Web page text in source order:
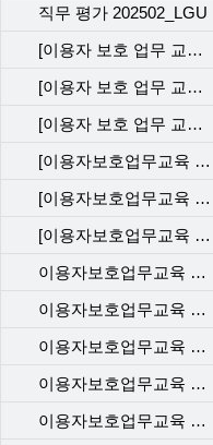
직무 평가 202502_LGU
[이용자 보호 업무 교육] 직무 평가 202412_SKT
[이용자 보호 업무 교육] 직무 평가 202412_KT
[이용자 보호 업무 교육] 직무 평가 202412_LGU
[이용자보호업무교육 사후관리 직무평가 202310_KT]
[이용자보호업무교육 사후관리 직무평가 202310_LGU]
[이용자보호업무교육 사후관리 직무평가 202310_SKT]
이용자보호업무교육 사후관리 직무평가 202306_SKT
이용자보호업무교육 사후관리 직무평가 202306_LGU
이용자보호업무교육 사후관리 직무평가 202304_SKT
이용자보호업무교육 사후관리 직무평가 202304_LGU
이용자보호업무교육 사후관리 직무평가 202302_SKT